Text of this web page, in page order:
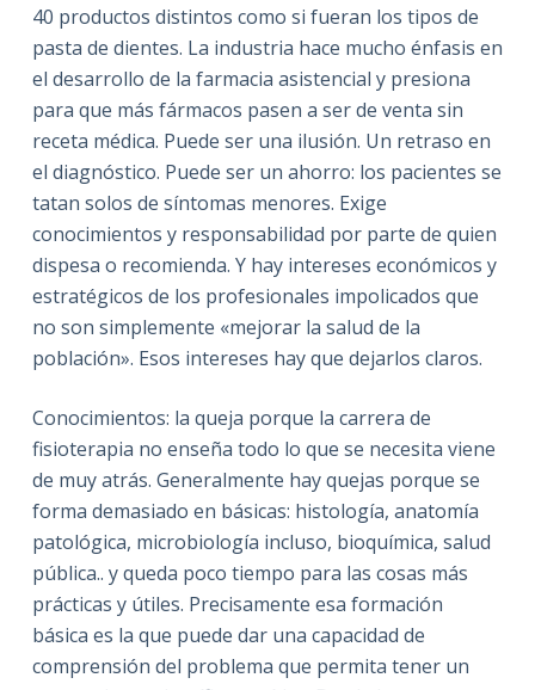
40 productos distintos como si fueran los tipos de
pasta de dientes. La industria hace mucho énfasis en
el desarrollo de la farmacia asistencial y presiona
para que más fármacos pasen a ser de venta sin
receta médica. Puede ser una ilusión. Un retraso en
el diagnóstico. Puede ser un ahorro: los pacientes se
tatan solos de síntomas menores. Exige
conocimientos y responsabilidad por parte de quien
dispesa o recomienda. Y hay intereses económicos y
estratégicos de los profesionales impolicados que
no son simplemente «mejorar la salud de la
población». Esos intereses hay que dejarlos claros.
Conocimientos: la queja porque la carrera de
fisioterapia no enseña todo lo que se necesita viene
de muy atrás. Generalmente hay quejas porque se
forma demasiado en básicas: histología, anatomía
patológica, microbiología incluso, bioquímica, salud
pública.. y queda poco tiempo para las cosas más
prácticas y útiles. Precisamente esa formación
básica es la que puede dar una capacidad de
comprensión del problema que permita tener un